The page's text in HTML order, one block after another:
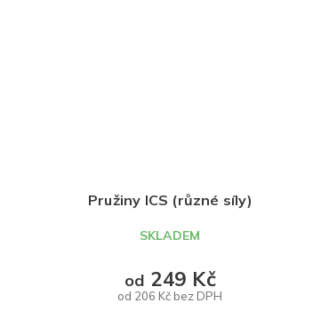
Pružiny ICS (různé síly)
SKLADEM
od 206 Kč bez DPH
od 249 Kč